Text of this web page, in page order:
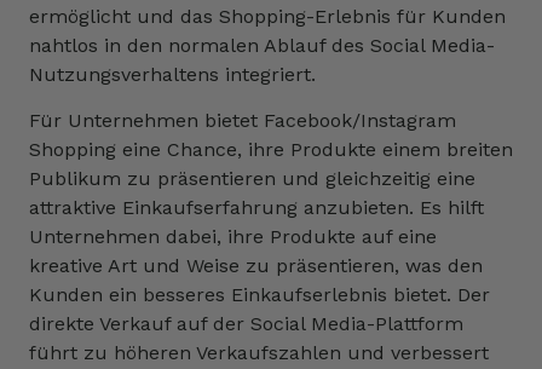
ermöglicht und das Shopping-Erlebnis für Kunden
nahtlos in den normalen Ablauf des Social Media-
Nutzungsverhaltens integriert.
Für Unternehmen bietet Facebook/Instagram
Shopping eine Chance, ihre Produkte einem breiten
Publikum zu präsentieren und gleichzeitig eine
attraktive Einkaufserfahrung anzubieten. Es hilft
Unternehmen dabei, ihre Produkte auf eine
kreative Art und Weise zu präsentieren, was den
Kunden ein besseres Einkaufserlebnis bietet. Der
direkte Verkauf auf der Social Media-Plattform
führt zu höheren Verkaufszahlen und verbessert